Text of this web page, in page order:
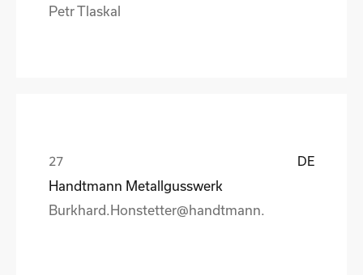
Petr Tlaskal
DE
Handtmann Metallgusswerk
Burkhard.Honstetter@handtmann.